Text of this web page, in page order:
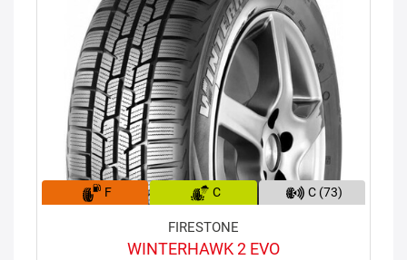
F C C (73)
FIRESTONE
WINTERHAWK 2 EVO